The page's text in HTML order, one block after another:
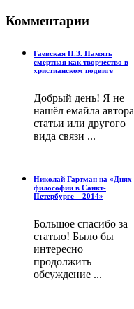
Комментарии
Гаевская Н.З. Память
смертная как творчество в
христианском подвиге
Добрый день! Я не
нашёл емайла автора
статьи или другого
вида связи ...
Николай Гартман на «Днях
философии в Санкт-
Петербурге – 2014»
Большое спасибо за
статью! Было бы
интересно
продолжить
обсуждение ...